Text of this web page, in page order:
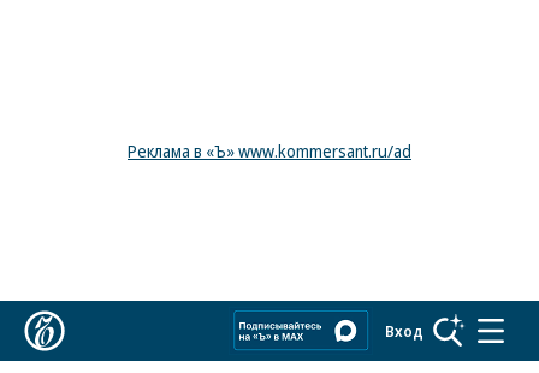
Реклама в «Ъ» www.kommersant.ru/ad
Вход